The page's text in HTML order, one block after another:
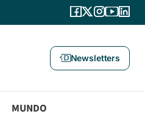
Newsletters
MUNDO